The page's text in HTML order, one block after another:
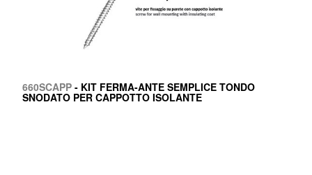
660SCAPP- KIT FERMA-ANTE SEMPLICE TONDO
SNODATO PER CAPPOTTO ISOLANTE